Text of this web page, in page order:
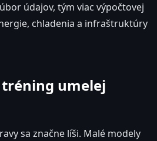
údajov, tým viac výpočtovej
chladenia a infraštruktúry
umelej
sa značne líši. Malé modely